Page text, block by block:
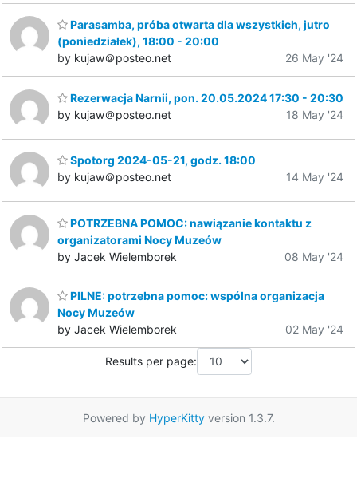
Parasamba, próba otwarta dla wszystkich, jutro
(poniedziałek), 18:00 - 20:00
by kujaw＠posteo.net
26 May '24
Rezerwacja Narnii, pon. 20.05.2024 17:30 - 20:30
by kujaw＠posteo.net
18 May '24
Spotorg 2024-05-21, godz. 18:00
by kujaw＠posteo.net
14 May '24
POTRZEBNA POMOC: nawiązanie kontaktu z
organizatorami Nocy Muzeów
by Jacek Wielemborek
08 May '24
PILNE: potrzebna pomoc: wspólna organizacja
Nocy Muzeów
by Jacek Wielemborek
02 May '24
Results per page:
Powered by HyperKittyversion 1.3.7.